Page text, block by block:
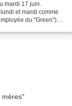
mardi 17 juin.
et mardi comme
du "Green")